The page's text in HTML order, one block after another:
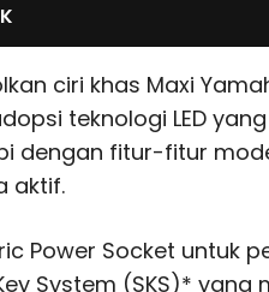
ciri khas Maxi
teknologi LED
dengan fitur-fitur
aktif.
Power Socket untuk
System (SKS)* yang